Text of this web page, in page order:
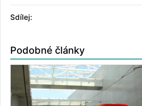
Sdílej:
Podobné články